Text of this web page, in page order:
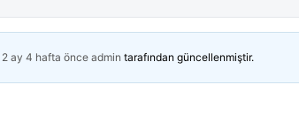
2 ay 4 hafta önce admin tarafından güncellenmiştir.